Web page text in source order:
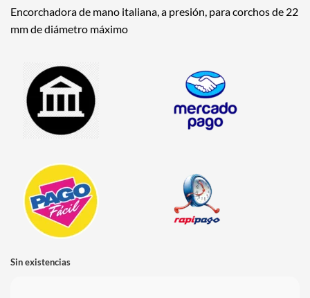
Encorchadora de mano italiana, a presión, para corchos de 22
mm de diámetro máximo
Sin existencias